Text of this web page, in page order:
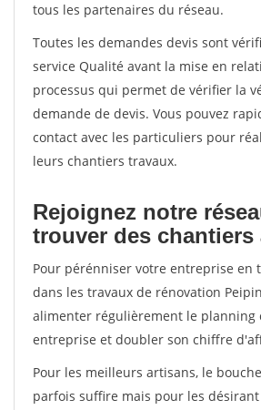
tous les partenaires du réseau.
Toutes les demandes devis sont
service Qualité avant la mise en
processus qui permet de vérifier la
demande de devis. Vous pouvez
contact avec les particuliers pour
leurs chantiers travaux.
Rejoignez notre
trouver des chantiers
Pour pérénniser votre entreprise en
dans les travaux de rénovation
alimenter régulièrement le planning
entreprise et doubler son chiffre
Pour les meilleurs artisans, le
parfois suffire mais pour les